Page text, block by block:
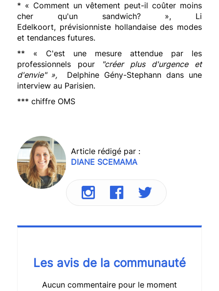
* « Comment un vêtement peut-il coûter moins
cher qu'un sandwich? », Li
Edelkoort, prévisionniste hollandaise des modes
et tendances futures.
** « C'est une mesure attendue par les
professionnels pour
"créer plus d'urgence et
d'envie" »,
Delphine Gény-Stephann dans une
interview au Parisien.
*** chiffre OMS
Article rédigé par :
DIANE SCEMAMA
Les avis de la communauté
Aucun commentaire pour le moment